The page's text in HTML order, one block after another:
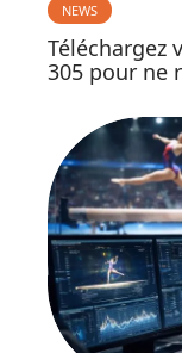
NEWS
Téléchargez
305 pour ne